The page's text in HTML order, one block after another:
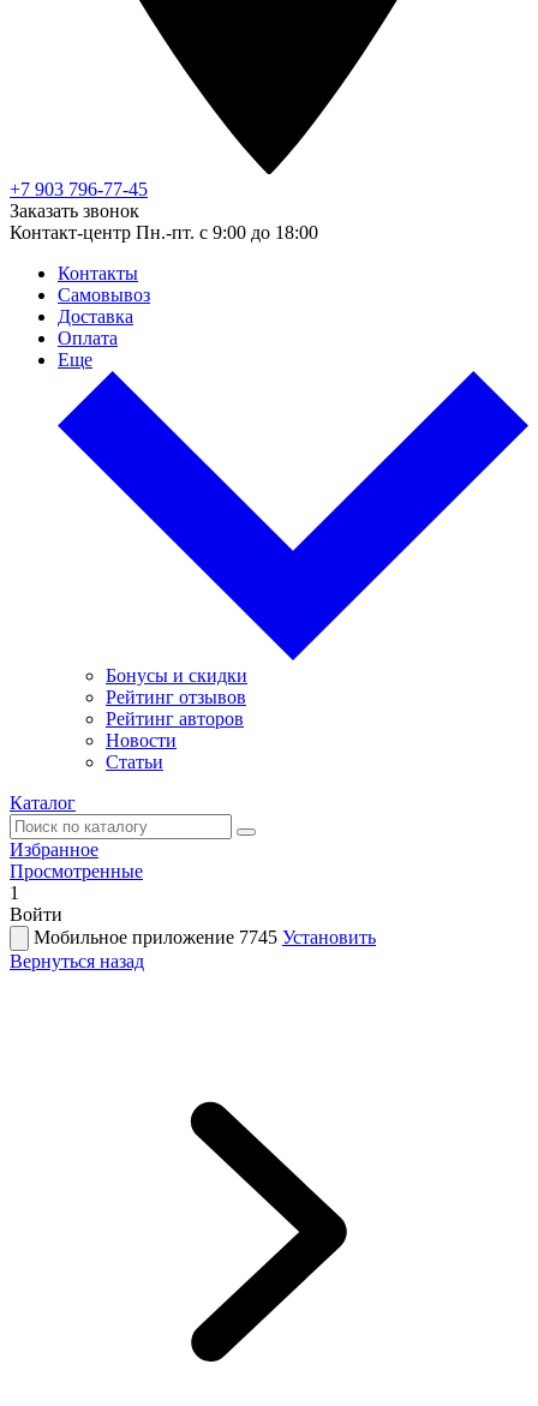
+7 903 796-77-45
Заказать звонок
Контакт-центр Пн.-пт. с 9:00 до 18:00
Контакты
Самовывоз
Доставка
Оплата
Еще
Бонусы и скидки
Рейтинг отзывов
Рейтинг авторов
Новости
Статьи
Каталог
Избранное
Просмотренные
1
Войти
Мобильное приложение 7745 Установить
Вернуться назад